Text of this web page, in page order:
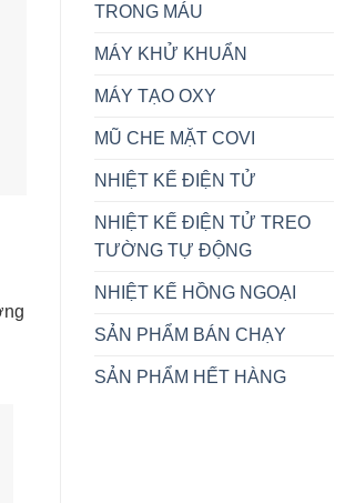
TRONG MÁU
MÁY KHỬ KHUẨN
MÁY TẠO OXY
MŨ CHE MẶT COVI
NHIỆT KẾ ĐIỆN TỬ
NHIỆT KẾ ĐIỆN TỬ TREO
TƯỜNG TỰ ĐỘNG
NHIỆT KẾ HỒNG NGOẠI
SẢN PHẨM BÁN CHẠY
SẢN PHẨM HẾT HÀNG